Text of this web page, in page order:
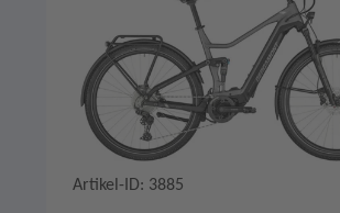
Artikel-ID: 3885